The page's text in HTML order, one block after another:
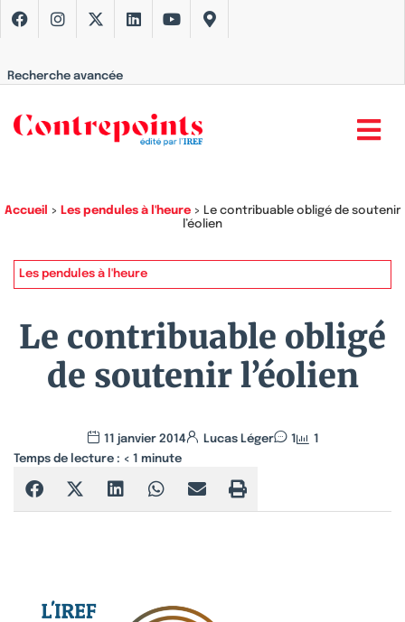
Recherche avancée
Accueil > Les pendules à l'heure > Le contribuable obligé de soutenir
l’éolien
Les pendules à l'heure
Le contribuable obligé
de soutenir l’éolien
11 janvier 2014 Lucas Léger 1
1
Temps de lecture : < 1 minute